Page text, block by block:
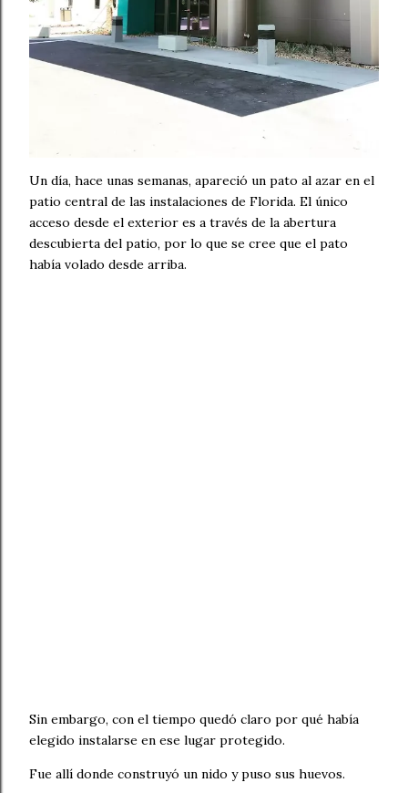
Un día, hace unas semanas, apareció un pato al azar en el
patio central de las instalaciones de Florida. El único
acceso desde el exterior es a través de la abertura
descubierta del patio, por lo que se cree que el pato
había volado desde arriba.
Sin embargo, con el tiempo quedó claro por qué había
elegido instalarse en ese lugar protegido.
Fue allí donde construyó un nido y puso sus huevos.